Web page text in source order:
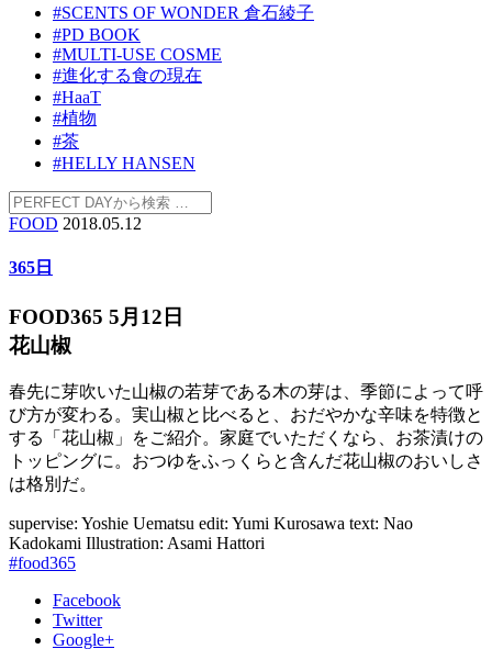
#SCENTS OF WONDER 倉石綾子
#PD BOOK
#MULTI-USE COSME
#進化する食の現在
#HaaT
#植物
#茶
#HELLY HANSEN
FOOD 2018.05.12
365日
FOOD365 5月12日
花山椒
春先に芽吹いた山椒の若芽である木の芽は、季節によって呼
び方が変わる。実山椒と比べると、おだやかな辛味を特徴と
する「花山椒」をご紹介。家庭でいただくなら、お茶漬けの
トッピングに。おつゆをふっくらと含んだ花山椒のおいしさ
は格別だ。
supervise: Yoshie Uematsu edit: Yumi Kurosawa text: Nao
Kadokami Illustration: Asami Hattori
#food365
Facebook
Twitter
Google+